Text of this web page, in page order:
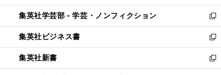
開
く
ウ
で
開
く
ン
ド
ウ
で
開
く
ウ
ィ
ン
ド
ウ
で
開
集英社学芸部 - 学芸・ノンフィクション
新
し
い
ウ
ィ
ン
集英社ビジネス書
新
し
い
ウ
集英社新書
新
し